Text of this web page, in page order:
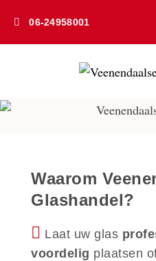
06-24958001
Waarom
Glashandel?
Laat uw glas
voordelig plaatsen